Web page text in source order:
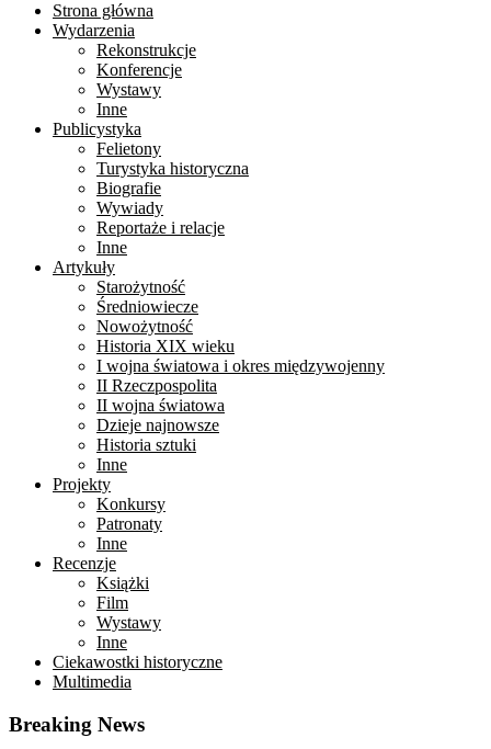
Strona główna
Wydarzenia
Rekonstrukcje
Konferencje
Wystawy
Inne
Publicystyka
Felietony
Turystyka historyczna
Biografie
Wywiady
Reportaże i relacje
Inne
Artykuły
Starożytność
Średniowiecze
Nowożytność
Historia XIX wieku
I wojna światowa i okres międzywojenny
II Rzeczpospolita
II wojna światowa
Dzieje najnowsze
Historia sztuki
Inne
Projekty
Konkursy
Patronaty
Inne
Recenzje
Książki
Film
Wystawy
Inne
Ciekawostki historyczne
Multimedia
Breaking News